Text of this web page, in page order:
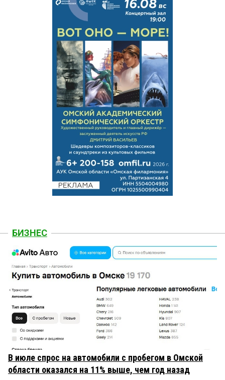
БИЗНЕС
В июле спрос на автомобили с пробегом в Омской
области оказался на 11% выше, чем год назад